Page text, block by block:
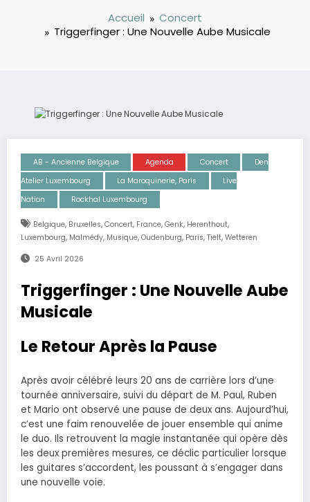
Accueil
Concert
Triggerfinger : Une Nouvelle Aube Musicale
AB - Ancienne Belgique Agenda Concert
Den
Atelier Luxembourg
La Maroquinerie, Paris
Live
Nation
Rockhal Luxembourg
Belgique, Bruxelles, Concert, France, Genk, Herenthout,
Luxembourg, Malmédy, Musique, Oudenburg, Paris, Tielt, Wetteren
25 Avril 2026
Triggerfinger : Une Nouvelle Aube
Musicale
Le Retour Après la Pause
Après avoir célébré leurs 20 ans de carrière lors d’une
tournée anniversaire, suivi du départ de M. Paul, Ruben
et Mario ont observé une pause de deux ans. Aujourd’hui,
c’est une faim renouvelée de jouer ensemble qui anime
le duo. Ils retrouvent la magie instantanée qui opère dès
les deux premières mesures, ce déclic particulier lorsque
les guitares s’accordent, les poussant à s’engager dans
une nouvelle voie.